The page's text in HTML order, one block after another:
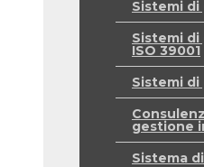
Sistemi di
Sistemi
ISO 39001
Sistemi di
gestione
Sistema